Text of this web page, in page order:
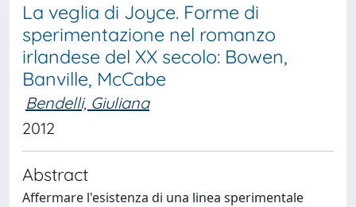
La veglia di Joyce. Forme di
sperimentazione nel romanzo
irlandese del XX secolo: Bowen,
Banville, McCabe
Bendelli, Giuliana
2012
Abstract
Affermare l'esistenza di una linea sperimentale